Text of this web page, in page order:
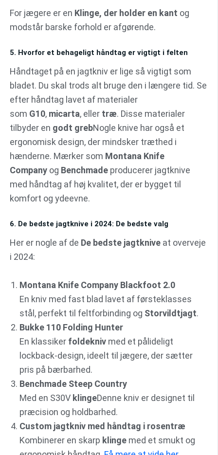
For jægere er en Klinge, der holder en kant og
modstår barske forhold er afgørende.
5. Hvorfor et behageligt håndtag er vigtigt i felten
Håndtaget på en jagtkniv er lige så vigtigt som
bladet. Du skal trods alt bruge den i længere tid. Se
efter håndtag lavet af materialer
som G10, micarta, eller træ. Disse materialer
tilbyder en godt grebNogle knive har også et
ergonomisk design, der mindsker træthed i
hænderne. Mærker som Montana Knife
Company og Benchmade producerer jagtknive
med håndtag af høj kvalitet, der er bygget til
komfort og ydeevne.
6. De bedste jagtknive i 2024: De bedste valg
Her er nogle af de De bedste jagtknive at overveje
i 2024:
Montana Knife Company Blackfoot 2.0
En kniv med fast blad lavet af førsteklasses
stål, perfekt til feltforbinding og Storvildtjagt.
Bukke 110 Folding Hunter
En klassiker foldekniv med et pålideligt
lockback-design, ideelt til jægere, der sætter
pris på bærbarhed.
Benchmade Steep Country
Med en S30V klingeDenne kniv er designet til
præcision og holdbarhed.
Custom jagtkniv med håndtag i rosentræ
Kombinerer en skarp klinge med et smukt og